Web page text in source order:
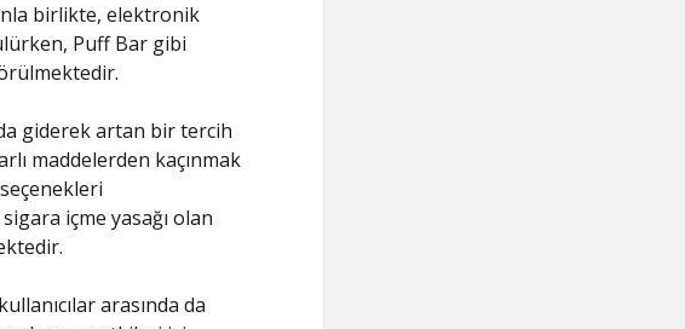
birlikte, elektronik
Puff Bar gibi
giderek artan bir tercih
maddelerden kaçınmak
içme yasağı olan
arasında da